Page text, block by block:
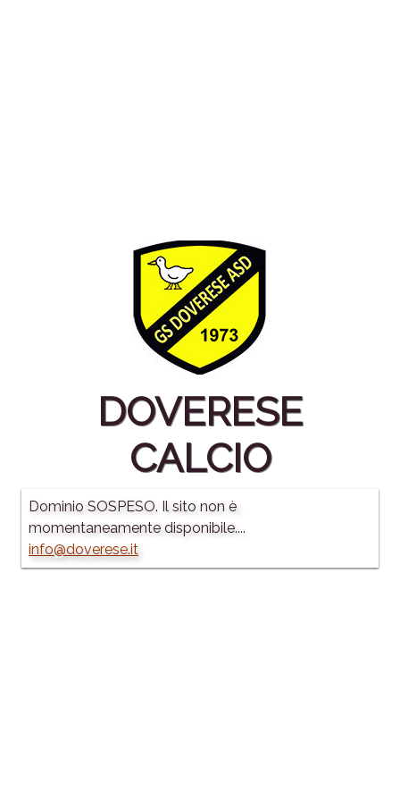
DOVERESE
CALCIO
Dominio SOSPESO. Il sito non è
momentaneamente disponibile....
info@doverese.it